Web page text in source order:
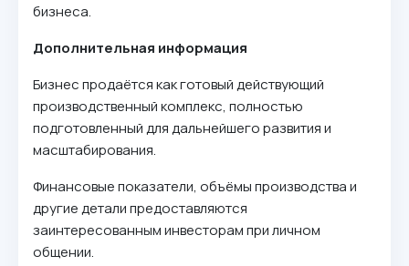
бизнеса.
Дополнительная информация
Бизнес продаётся как готовый действующий
производственный комплекс, полностью
подготовленный для дальнейшего развития и
масштабирования.
Финансовые показатели, объёмы производства и
другие детали предоставляются
заинтересованным инвесторам при личном
общении.